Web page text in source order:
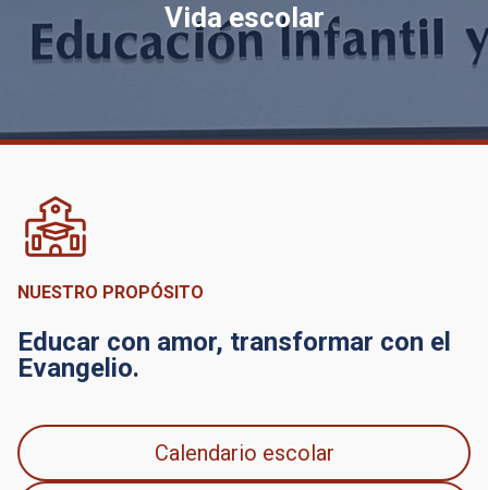
Vida escolar
NUESTRO PROPÓSITO
Educar con amor, transformar con el
Evangelio.
Calendario escolar